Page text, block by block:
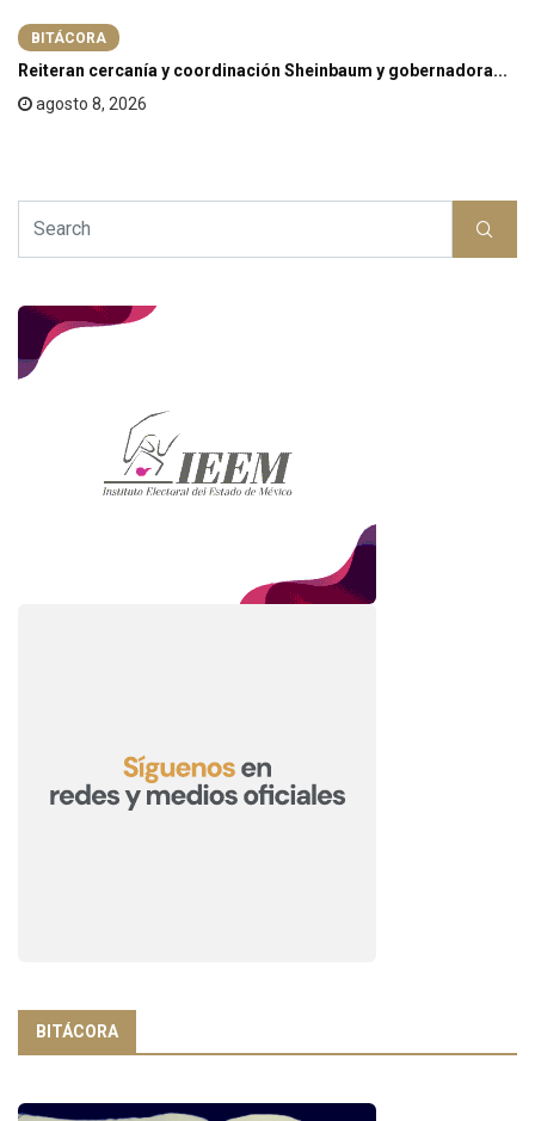
BITÁCORA
Reiteran cercanía y coordinación Sheinbaum y gobernadora...
agosto 8, 2026
BITÁCORA